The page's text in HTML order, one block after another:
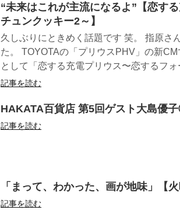
“未来はこれが主流になるよ”【恋す
チュンクッキー2～】
久しぶりにときめく話題です 笑。 指原さ
た。 TOYOTAの「プリウスPHV」の新
として「恋する充電プリウス〜恋するフ
記事を読む
HAKATA百貨店 第5回ゲスト大島優
記事を読む
「まって、わかった、画が地味」【
記事を読む